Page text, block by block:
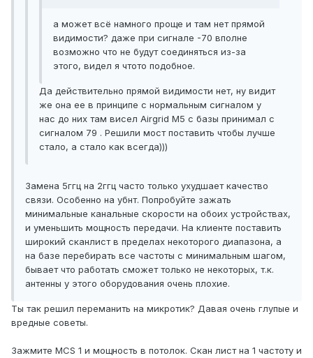
а может всё намного проще и там нет прямой
видимости? даже при сигнале -70 вполне
возможно что не будут соединяться из-за
этого, видел я чтото подобное.
Да действительно прямой видимости нет, ну видит
же она ее в принципе с нормальным сигналом у
нас до них там висел Airgrid M5 с базы принимал с
сигналом 79 . Решили мост поставить чтобы лучше
стало, а стало как всегда)))
Замена 5ггц на 2ггц часто только ухудшает качество
связи. Особенно на убнт. Попробуйте зажать
минимальные канальные скорости на обоих устройствах,
и уменьшить мощность передачи. На клиенте поставить
широкий сканлист в пределах некоторого диапазона, а
на базе перебирать все частоты с минимальным шагом,
бывает что работать сможет только не некоторых, т.к.
антенны у этого оборудования очень плохие.
Ты так решил переманить на микротик? Давая очень глупые и
вредные советы.
Зажмите MCS 1 и мощность в потолок. Скан лист на 1 частоту и